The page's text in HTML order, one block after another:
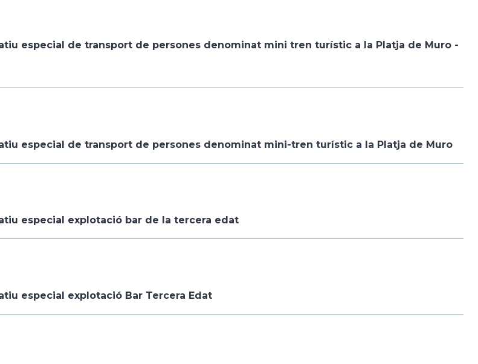
especial de transport de persones denominat mini tren turístic a la Platja de Muro -
especial de transport de persones denominat mini-tren turístic a la Platja de Muro
especial explotació bar de la tercera edat
especial explotació Bar Tercera Edat